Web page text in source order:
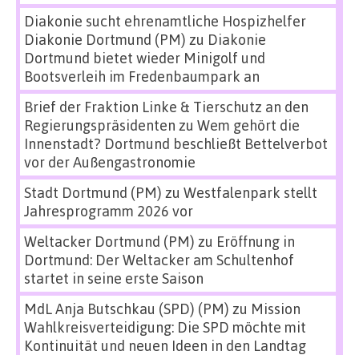
Diakonie sucht ehrenamtliche Hospizhelfer
Diakonie Dortmund (PM) zu Diakonie
Dortmund bietet wieder Minigolf und
Bootsverleih im Fredenbaumpark an
Brief der Fraktion Linke & Tierschutz an den
Regierungspräsidenten zu Wem gehört die
Innenstadt? Dortmund beschließt Bettelverbot
vor der Außengastronomie
Stadt Dortmund (PM) zu Westfalenpark stellt
Jahresprogramm 2026 vor
Weltacker Dortmund (PM) zu Eröffnung in
Dortmund: Der Weltacker am Schultenhof
startet in seine erste Saison
MdL Anja Butschkau (SPD) (PM) zu Mission
Wahlkreisverteidigung: Die SPD möchte mit
Kontinuität und neuen Ideen in den Landtag